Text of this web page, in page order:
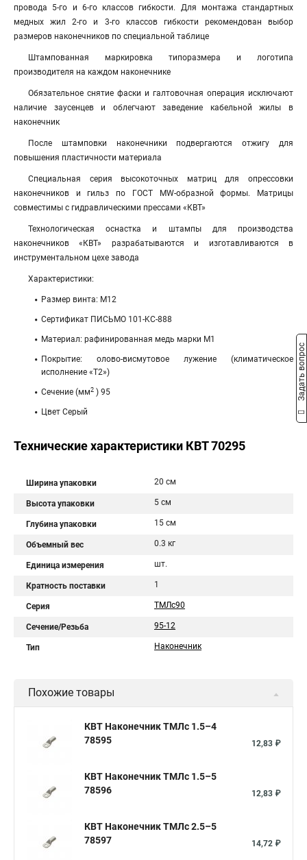
провода 5-го и 6-го классов гибкости. Для монтажа стандартных
медных жил 2-го и 3-го классов гибкости рекомендован выбор
размеров наконечников по специальной таблице
Штампованная маркировка типоразмера и логотипа
производителя на каждом наконечнике
Обязательное снятие фаски и галтовочная операция исключают
наличие заусенцев и облегчают заведение кабельной жилы в
наконечник
После штамповки наконечники подвергаются отжигу для
повышения пластичности материала
Специальная серия высокоточных матриц для опрессовки
наконечников и гильз по ГОСТ MW-образной формы. Матрицы
совместимы с гидравлическими прессами «КВТ»
Технологическая оснастка и штампы для производства
наконечников «КВТ» разрабатываются и изготавливаются в
инструментальном цехе завода
Характеристики:
Размер винта: М12
Сертификат ПИСЬМО 101-KC-888
Материал: рафинированная медь марки М1
Покрытие: олово-висмутовое лужение (климатическое
исполнение «Т2»)
Сечение (мм2 ) 95
Цвет Серый
Технические характеристики КВТ 70295
Ширина упаковки 20 см
Высота упаковки 5 см
Глубина упаковки 15 см
Объемный вес 0.3 кг
Единица измерения шт.
Кратность поставки 1
Серия ТМЛс90
Сечение/Резьба 95-12
Тип Наконечник
Похожие товары
КВТ Наконечник ТМЛс 1.5–4
78595
12,83 ₽
КВТ Наконечник ТМЛс 1.5–5
78596
12,83 ₽
КВТ Наконечник ТМЛс 2.5–5
78597
14,72 ₽
Задать вопрос